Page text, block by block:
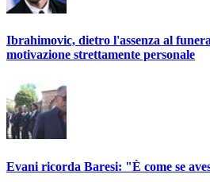
Ibrahimovic, dietro l'assenza al
motivazione strettamente personale
Evani ricorda Baresi: "È come se